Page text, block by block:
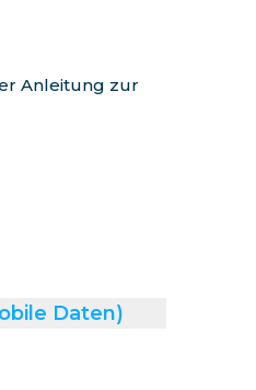
Anleitung zur
Daten)